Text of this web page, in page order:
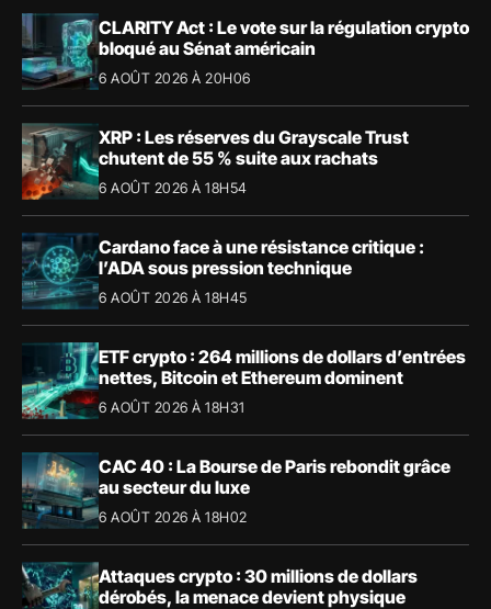
CLARITY Act : Le vote sur la régulation crypto
bloqué au Sénat américain
6 AOÛT 2026 À 20H06
XRP : Les réserves du Grayscale Trust
chutent de 55 % suite aux rachats
6 AOÛT 2026 À 18H54
Cardano face à une résistance critique :
l’ADA sous pression technique
6 AOÛT 2026 À 18H45
ETF crypto : 264 millions de dollars d’entrées
nettes, Bitcoin et Ethereum dominent
6 AOÛT 2026 À 18H31
CAC 40 : La Bourse de Paris rebondit grâce
au secteur du luxe
6 AOÛT 2026 À 18H02
Attaques crypto : 30 millions de dollars
dérobés, la menace devient physique